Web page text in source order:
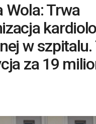
Wola: Trwa
w szpitalu.
za 19